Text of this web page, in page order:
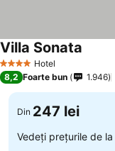
4 Stele Hotel
Villa Sonata
8,2 Foarte bun 1.946
Din 247 lei
Vedeți prețurile de la